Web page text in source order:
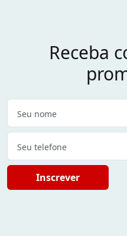
Receba
Inscrever